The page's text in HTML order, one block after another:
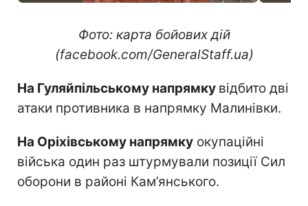
Фото: карта бойових дій
(facebook.com/GeneralStaff.ua)
На Гуляйпільському напрямку відбито дві
атаки противника в напрямку Малинівки.
На Оріхівському напрямку окупаційні
війська один раз штурмували позиції Сил
оборони в районі Кам’янського.